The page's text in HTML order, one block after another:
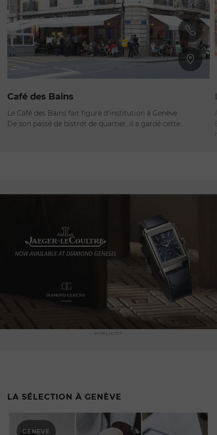
Plainpalais
Fermé
Café des Bains
Le Café des Bains fait figure d'institution à Genève.
De son passé de bistrot de quartier, il a gardé cette…
LA SÉLECTION À GENÈVE
GENEVE